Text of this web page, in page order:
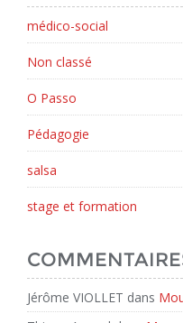
médico-social
Non classé
O Passo
Pédagogie
salsa
stage et formation
Jérôme VIOLLET dans